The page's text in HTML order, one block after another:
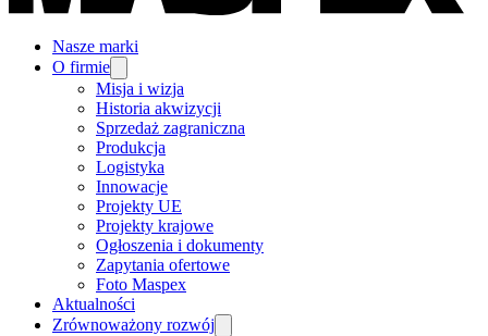
Nasze marki
O firmie
Misja i wizja
Historia akwizycji
Sprzedaż zagraniczna
Produkcja
Logistyka
Innowacje
Projekty UE
Projekty krajowe
Ogłoszenia i dokumenty
Zapytania ofertowe
Foto Maspex
Aktualności
Zrównoważony rozwój